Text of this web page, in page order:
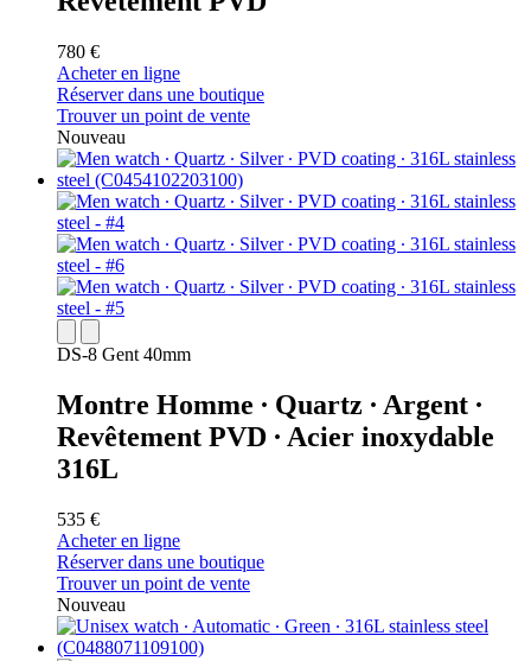
780 €
Acheter en ligne
Réserver dans une boutique
Trouver un point de vente
Nouveau
DS-8 Gent 40mm
Montre Homme ∙ Quartz ∙ Argent ∙
Revêtement PVD ∙ Acier inoxydable
316L
535 €
Acheter en ligne
Réserver dans une boutique
Trouver un point de vente
Nouveau